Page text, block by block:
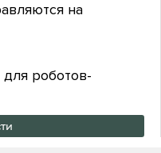
на
роботов-